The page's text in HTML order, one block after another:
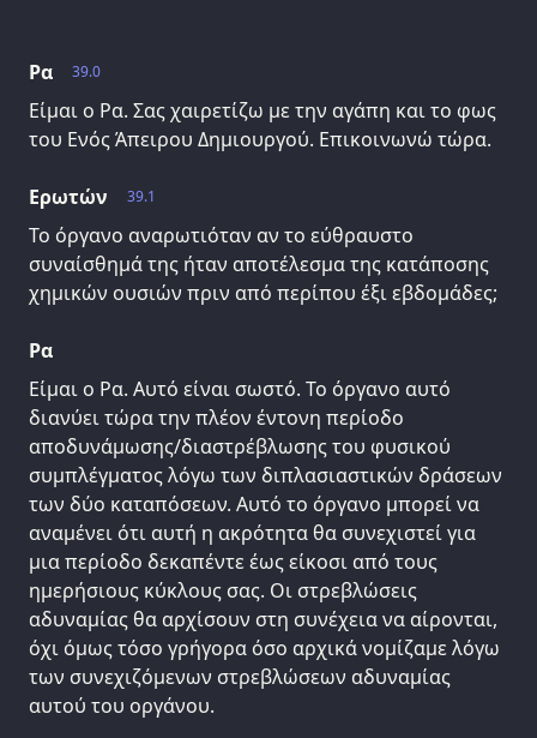
39.0
Ρα
Είμαι ο Ρα. Σας χαιρετίζω με την αγάπη και το φως
του Ενός Άπειρου Δημιουργού. Επικοινωνώ τώρα.
39.1
Ερωτών
Το όργανο αναρωτιόταν αν το εύθραυστο
συναίσθημά της ήταν αποτέλεσμα της κατάποσης
χημικών ουσιών πριν από περίπου έξι εβδομάδες;
Ρα
Είμαι ο Ρα. Αυτό είναι σωστό. Το όργανο αυτό
διανύει τώρα την πλέον έντονη περίοδο
αποδυνάμωσης/διαστρέβλωσης του φυσικού
συμπλέγματος λόγω των διπλασιαστικών δράσεων
των δύο καταπόσεων. Αυτό το όργανο μπορεί να
αναμένει ότι αυτή η ακρότητα θα συνεχιστεί για
μια περίοδο δεκαπέντε έως είκοσι από τους
ημερήσιους κύκλους σας. Οι στρεβλώσεις
αδυναμίας θα αρχίσουν στη συνέχεια να αίρονται,
όχι όμως τόσο γρήγορα όσο αρχικά νομίζαμε λόγω
των συνεχιζόμενων στρεβλώσεων αδυναμίας
αυτού του οργάνου.